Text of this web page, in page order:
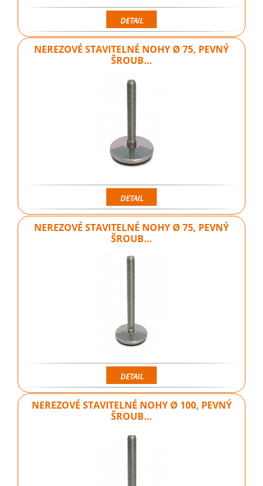
DETAIL
NEREZOVÉ STAVITELNÉ NOHY Ø 75, PEVNÝ
ŠROUB…
DETAIL
NEREZOVÉ STAVITELNÉ NOHY Ø 75, PEVNÝ
ŠROUB…
DETAIL
NEREZOVÉ STAVITELNÉ NOHY Ø 100, PEVNÝ
ŠROUB…